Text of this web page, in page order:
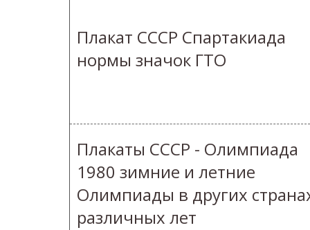
Плакат СССР Спартакиада
нормы значок ГТО
Плакаты СССР - Олимпиада
1980 зимние и летние
Олимпиады в других
различных лет